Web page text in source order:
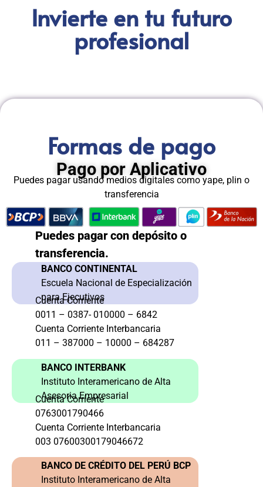
Invierte en tu futuro
profesional
Formas de pago
Pago por Aplicativo
Puedes pagar usando medios digitales como yape, plin o
transferencia
Puedes pagar con depósito o
transferencia.
BANCO CONTINENTAL
Escuela Nacional de Especialización
para Ejecutivos
Cuenta Corriente
0011 – 0387- 010000 – 6842
Cuenta Corriente Interbancaria
011 – 387000 – 10000 – 684287
BANCO INTERBANK
Instituto Interamericano de Alta
Asesoria Empresarial
Cuenta Corriente
0763001790466
Cuenta Corriente Interbancaria
003 07600300179046672
BANCO DE CRÉDITO DEL PERÚ BCP
Instituto Interamericano de Alta